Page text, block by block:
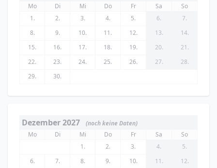
Mo
Di Mi Do Fr Sa
So
1.
2. 3. 4. 5. 6.
7.
8.
9. 10. 11. 12. 13.
14.
15.
16. 17. 18. 19. 20.
21.
22.
23. 24. 25. 26. 27.
28.
29.
30.
Dezember 2027
(noch keine Daten)
Mo
Di Mi Do Fr Sa
So
1.
2. 3. 4.
5.
6.
7. 8. 9. 10. 11.
12.